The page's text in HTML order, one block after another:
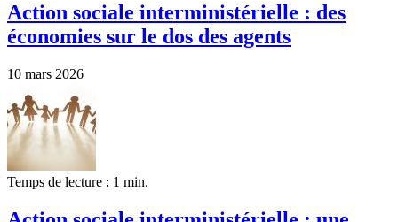
Action sociale interministérielle : des
économies sur le dos des agents
10 mars 2026
Temps de lecture : 1 min.